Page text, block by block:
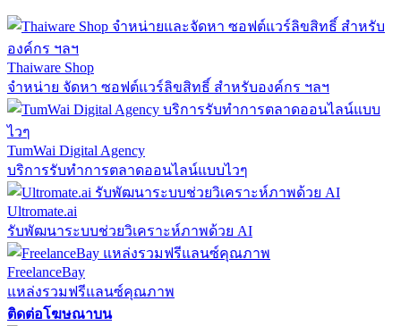
Thaiware Shop
จำหน่าย จัดหา ซอฟต์แวร์ลิขสิทธิ์ สำหรับองค์กร ฯลฯ
TumWai Digital Agency
บริการรับทำการตลาดออนไลน์แบบไวๆ
Ultromate.ai
รับพัฒนาระบบช่วยวิเคราะห์ภาพด้วย AI
FreelanceBay
แหล่งรวมฟรีแลนซ์คุณภาพ
ติดต่อโฆษณาบน